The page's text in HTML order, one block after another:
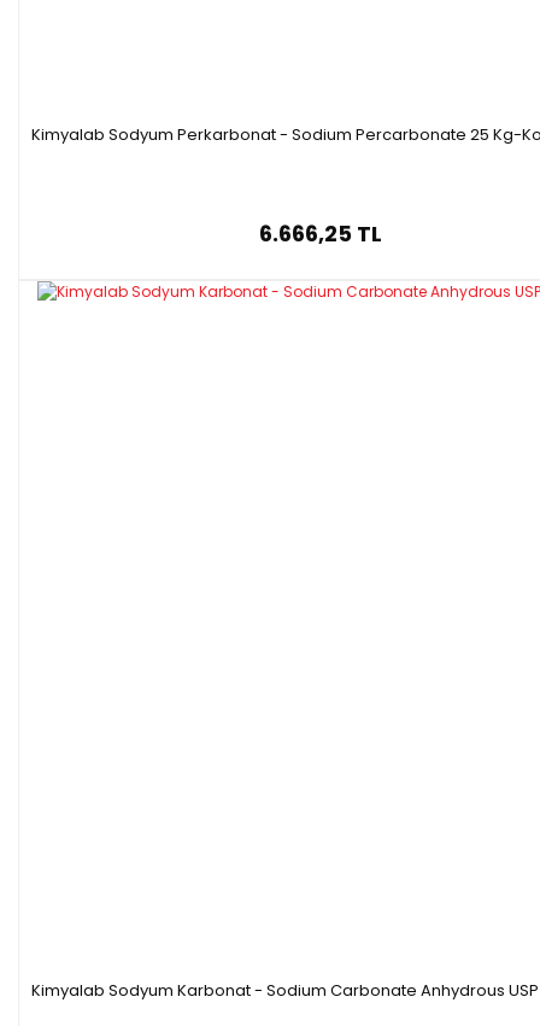
Kimyalab Sodyum Perkarbonat - Sodium Percarbonate 25 Kg-
6.666,25 TL
Kimyalab Sodyum Karbonat - Sodium Carbonate Anhydrous